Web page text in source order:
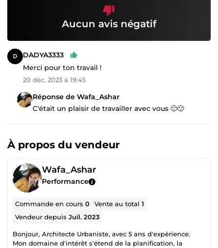
Aucun avis négatif
DADYA3333
Merci pour ton travail !
20 déc. 2023 à 19:45
Réponse de Wafa_Ashar
C'était un plaisir de travailler avec vous 🙂🙂
À propos du vendeur
Wafa_Ashar
Performance
Commande en cours0 Vente au total1
Vendeur depuisJuil. 2023
Bonjour, Architecte Urbaniste, avec 5 ans d'expérience.
Mon domaine d'intérêt s'étend de la planification, la